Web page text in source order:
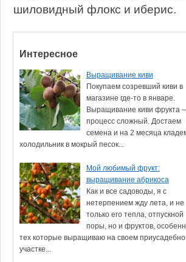
шиловидный флокс и иберис.
Интересное
Выращивание киви
Покупаем созревший киви в
магазине где-то в январе.
Выращивание киви фрукта
процесс сложный. Достаем
семена и на 2 месяца
холодильник в мокрый песок...
Мой любимый фрукт:
выращивание абрикоса
Как и все садоводы, я с
нетерпением жду лета, и не
только его тепла, отпускной
поры, но и фруктов,
тех которые выращиваю на своем
участке...